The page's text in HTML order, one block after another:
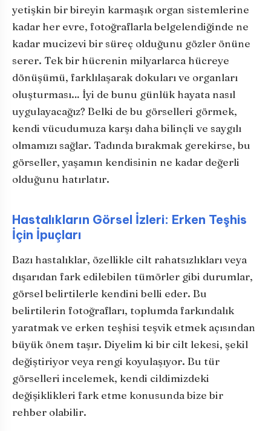
yetişkin bir bireyin karmaşık organ sistemlerine
kadar her evre, fotoğraflarla belgelendiğinde ne
kadar mucizevi bir süreç olduğunu gözler önüne
serer. Tek bir hücrenin milyarlarca hücreye
dönüşümü, farklılaşarak dokuları ve organları
oluşturması… İyi de bunu günlük hayata nasıl
uygulayacağız? Belki de bu görselleri görmek,
kendi vücudumuza karşı daha bilinçli ve saygılı
olmamızı sağlar. Tadında bırakmak gerekirse, bu
görseller, yaşamın kendisinin ne kadar değerli
olduğunu hatırlatır.
Hastalıkların Görsel İzleri: Erken Teşhis
İçin İpuçları
Bazı hastalıklar, özellikle cilt rahatsızlıkları veya
dışarıdan fark edilebilen tümörler gibi durumlar,
görsel belirtilerle kendini belli eder. Bu
belirtilerin fotoğrafları, toplumda farkındalık
yaratmak ve erken teşhisi teşvik etmek açısından
büyük önem taşır. Diyelim ki bir cilt lekesi, şekil
değiştiriyor veya rengi koyulaşıyor. Bu tür
görselleri incelemek, kendi cildimizdeki
değişiklikleri fark etme konusunda bize bir
rehber olabilir.